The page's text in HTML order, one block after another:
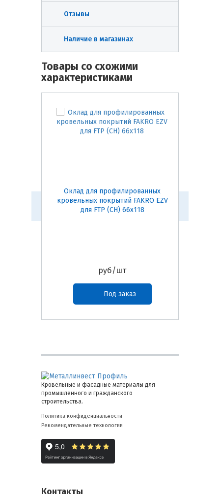
Отзывы
Наличие в магазинах
Товары со схожими
характеристиками
Оклад для профилированных
кровельных покрытий FAKRO EZV
для FTP (CH) 66х118
руб/шт
Под заказ
Кровельные и фасадные материалы для
промышленного и гражданского
строительства.
Политика конфиденциальности
Рекомендательные технологии
Контакты